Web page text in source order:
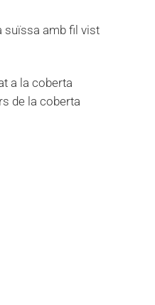
suïssa amb fil vist
a la coberta
de la coberta